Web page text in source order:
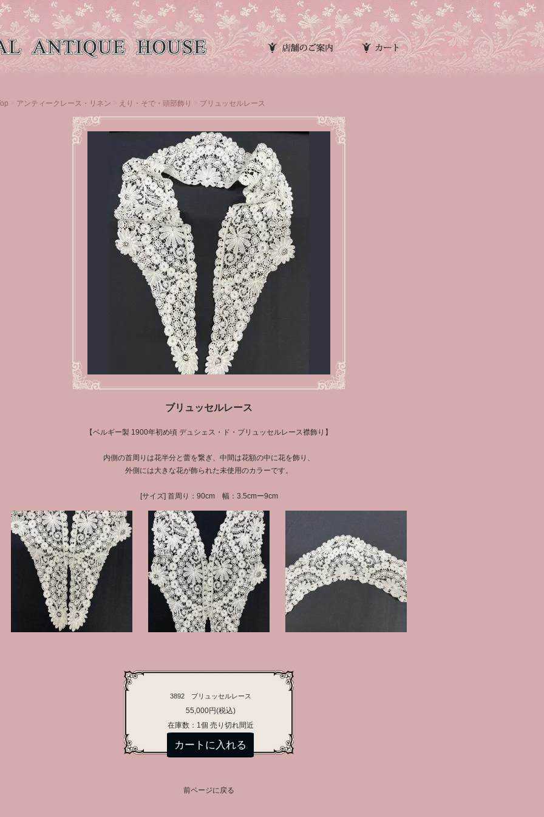
アンティークレース・リネン えり・そで・頭部飾り ブリュッセルレース
ブリュッセルレース
【ベルギー製 1900年初め頃 デュシェス・ド・ブリュッセルレース襟飾り】
内側の首周りは花半分と蕾を繋ぎ、中間は花額の中に花を飾り、
外側には大きな花が飾られた未使用のカラーです。
[サイズ] 首周り：90cm 幅：3.5cmー9cm
3892 ブリュッセルレース
55,000円(税込)
在庫数：1個 売り切れ間近
前ページに戻る